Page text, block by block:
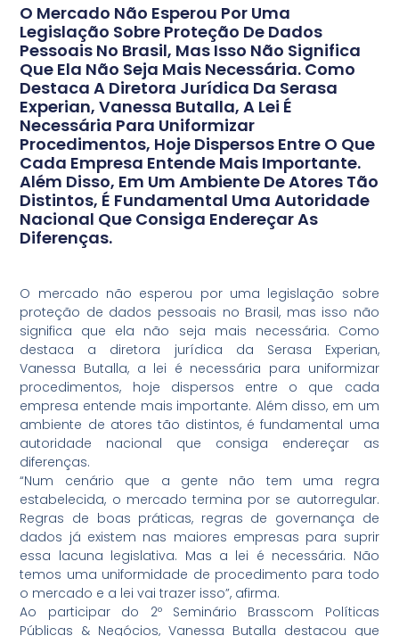
O Mercado Não Esperou Por Uma
Legislação Sobre Proteção De Dados
Pessoais No Brasil, Mas Isso Não Significa
Que Ela Não Seja Mais Necessária. Como
Destaca A Diretora Jurídica Da Serasa
Experian, Vanessa Butalla, A Lei É
Necessária Para Uniformizar
Procedimentos, Hoje Dispersos Entre O Que
Cada Empresa Entende Mais Importante.
Além Disso, Em Um Ambiente De Atores Tão
Distintos, É Fundamental Uma Autoridade
Nacional Que Consiga Endereçar As
Diferenças.
O mercado não esperou por uma legislação sobre
proteção de dados pessoais no Brasil, mas isso não
significa que ela não seja mais necessária. Como
destaca a diretora jurídica da Serasa Experian,
Vanessa Butalla, a lei é necessária para uniformizar
procedimentos, hoje dispersos entre o que cada
empresa entende mais importante. Além disso, em um
ambiente de atores tão distintos, é fundamental uma
autoridade nacional que consiga endereçar as
diferenças.
“Num cenário que a gente não tem uma regra
estabelecida, o mercado termina por se autorregular.
Regras de boas práticas, regras de governança de
dados já existem nas maiores empresas para suprir
essa lacuna legislativa. Mas a lei é necessária. Não
temos uma uniformidade de procedimento para todo
o mercado e a lei vai trazer isso”, afirma.
Ao participar do 2º Seminário Brasscom Políticas
Públicas & Negócios, Vanessa Butalla destacou que